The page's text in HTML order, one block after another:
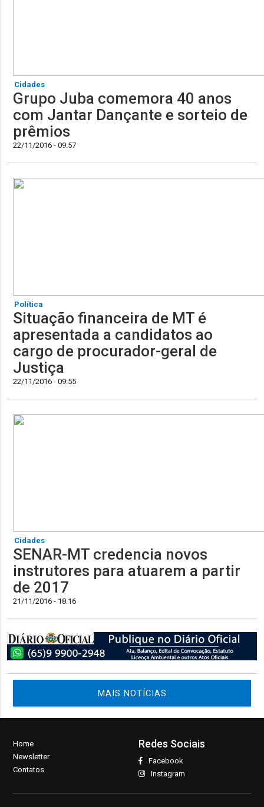
Cidades
Grupo Juba comemora 40 anos
com Jantar Dançante e sorteio de
prêmios
22/11/2016 - 09:57
Política
Situação financeira de MT é
apresentada a candidatos ao
cargo de procurador-geral de
Justiça
22/11/2016 - 09:55
Cidades
SENAR-MT credencia novos
instrutores para atuarem a partir
de 2017
21/11/2016 - 18:16
MAIS NOTÍCIAS
Home
Newsletter
Contatos
Redes Sociais
Facebook
Instagram